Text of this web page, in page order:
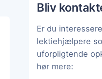
Bliv
Er du
lektiehjælpere
uforpligtende
hør mere: